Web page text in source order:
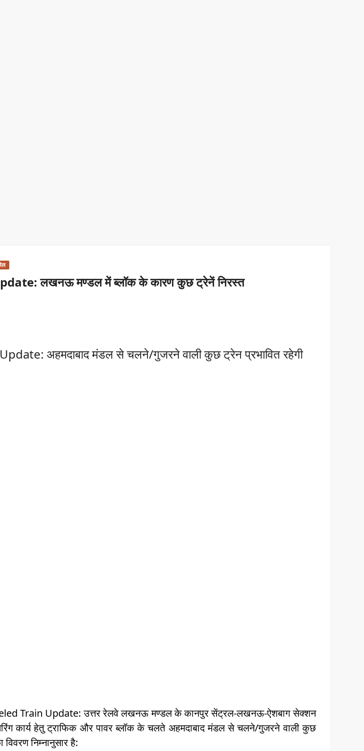
लखनऊ मण्डल में ब्लॉक के कारण कुछ ट्रेनें निरस्त
अहमदाबाद मंडल से चलने/गुजरने वाली कुछ ट्रेन प्रभावित रहेगी
Train Update: उत्तर रेलवे लखनऊ मण्डल के कानपुर सेंट्रल-लखनऊ-ऐशबाग सेक्शन
कार्य हेतु ट्राफिक और पावर ब्लॉक के चलते अहमदाबाद मंडल से चलने/गुजरने वाली कुछ
निम्नानुसार है: